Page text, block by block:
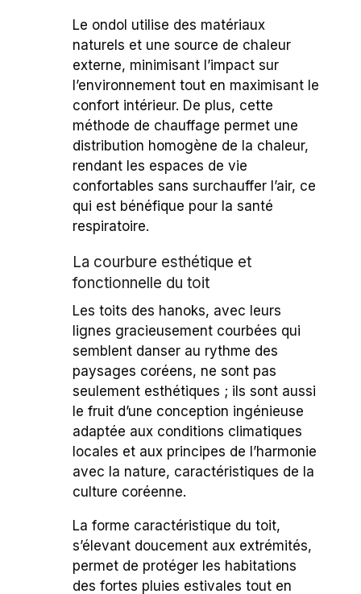
Le ondol utilise des matériaux
naturels et une source de chaleur
externe, minimisant l’impact sur
l’environnement tout en maximisant le
confort intérieur. De plus, cette
méthode de chauffage permet une
distribution homogène de la chaleur,
rendant les espaces de vie
confortables sans surchauffer l’air, ce
qui est bénéfique pour la santé
respiratoire.
La courbure esthétique et
fonctionnelle du toit
Les toits des hanoks, avec leurs
lignes gracieusement courbées qui
semblent danser au rythme des
paysages coréens, ne sont pas
seulement esthétiques ; ils sont aussi
le fruit d’une conception ingénieuse
adaptée aux conditions climatiques
locales et aux principes de l’harmonie
avec la nature, caractéristiques de la
culture coréenne.
La forme caractéristique du toit,
s’élevant doucement aux extrémités,
permet de protéger les habitations
des fortes pluies estivales tout en